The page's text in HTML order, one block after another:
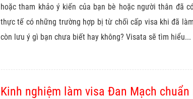
hoặc tham khảo ý kiến của bạn bè hoặc người thân đã
thực tế có những trường hợp bị từ chối cấp visa khi đã
còn lưu ý gì bạn chưa biết hay không? Visata sẽ tìm hiểu...
Kinh nghiệm làm visa Đan Mạch